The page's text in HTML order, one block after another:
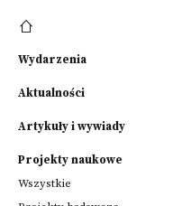
Wydarzenia
Aktualności
Artykuły i wywiady
Projekty naukowe
Wszystkie